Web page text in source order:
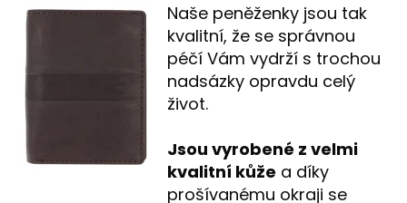
Naše peněženky jsou tak
kvalitní, že se správnou
péčí Vám vydrží s trochou
nadsázky opravdu celý
život.
Jsou vyrobené z velmi
kvalitní kůže a díky
prošívanému okraji se